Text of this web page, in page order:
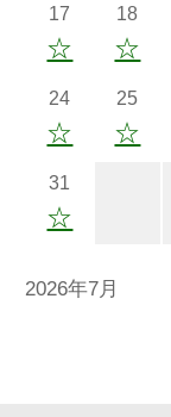
17
☆
18
☆
24
☆
25
☆
31
☆
2026年7月